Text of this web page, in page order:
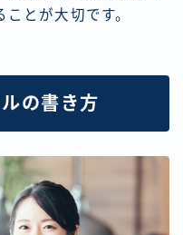
とが大切です。
の書き方